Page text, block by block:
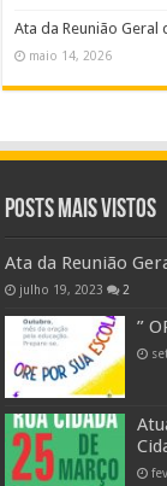
Ata da Reunião Geral
maio 14, 2026
Posts Mais Vistos
Ata da Reunião
julho 19, 2023 2
”